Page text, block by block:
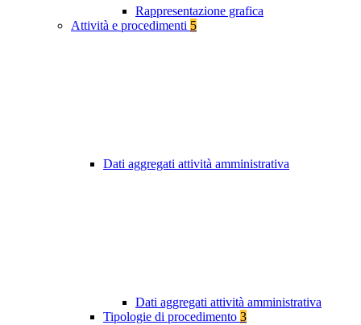
Rappresentazione grafica
Attività e procedimenti 5
Dati aggregati attività amministrativa
Dati aggregati attività amministrativa
Tipologie di procedimento 3